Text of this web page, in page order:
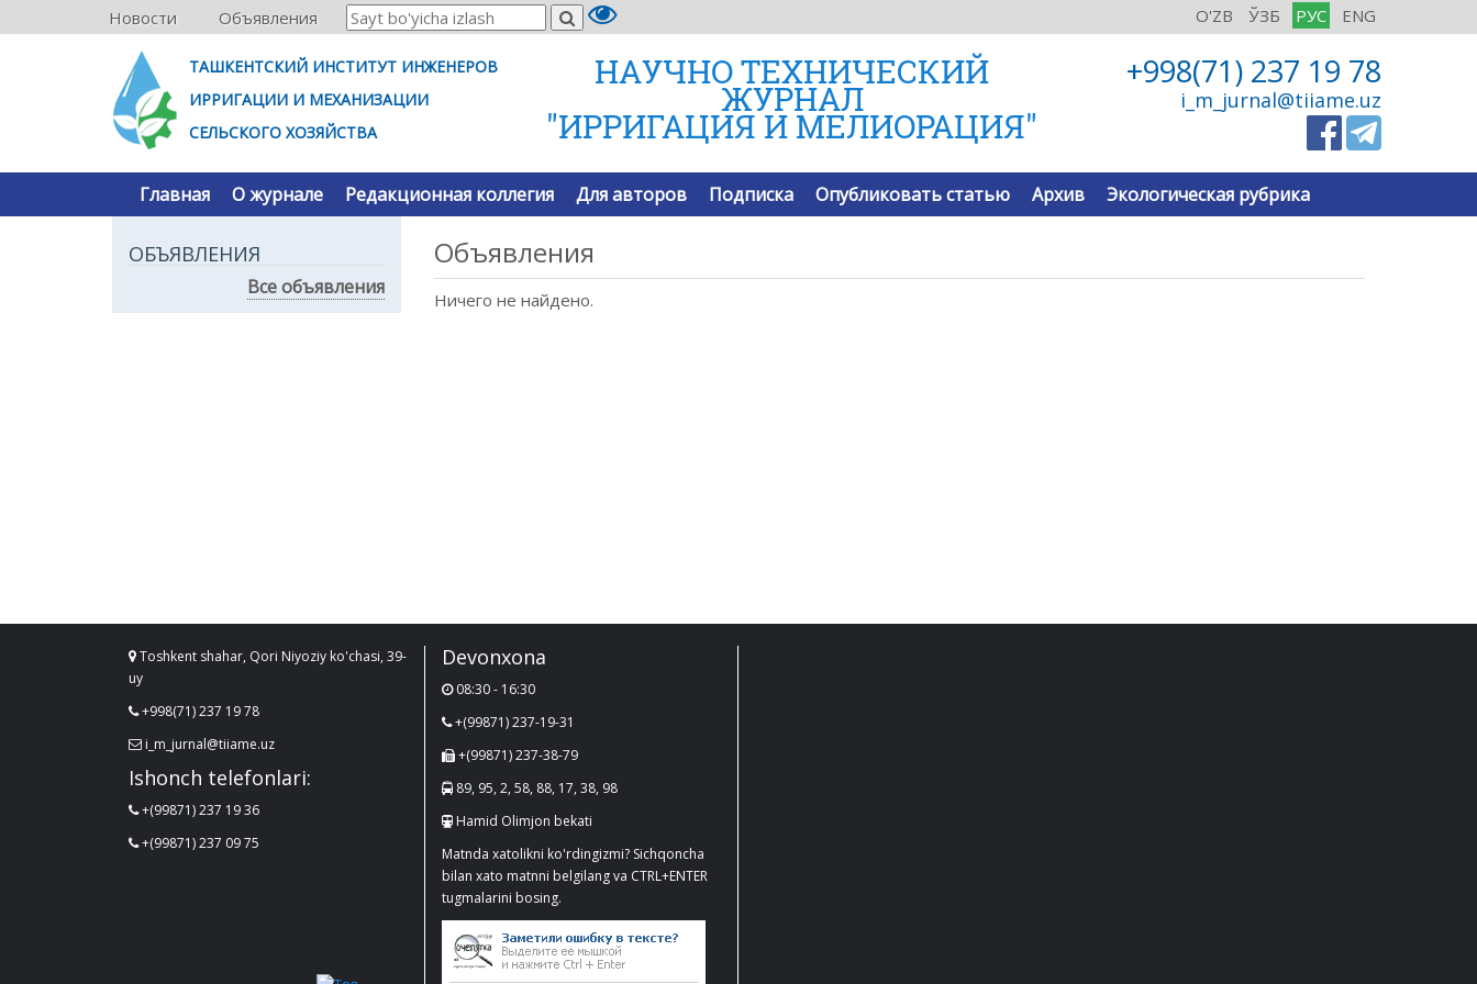
Новости Объявления O'ZB ЎЗБ РУС ENG
ТАШКЕНТСКИЙ ИНСТИТУТ ИНЖЕНЕРОВ
ИРРИГАЦИИ И МЕХАНИЗАЦИИ
СЕЛЬСКОГО ХОЗЯЙСТВА
НАУЧНО ТЕХНИЧЕСКИЙ
ЖУРНАЛ
"ИРРИГАЦИЯ И МЕЛИОРАЦИЯ"
+998(71) 237 19 78
i_m_jurnal@tiiame.uz
Главная О журнале Редакционная коллегия Для авторов Подписка Опубликовать статью Архив Экологическая рубрика
ОБЪЯВЛЕНИЯ
Все объявления
Объявления
Ничего не найдено.
Toshkent shahar, Qori Niyoziy ko'chasi, 39-
uy
+998(71) 237 19 78
i_m_jurnal@tiiame.uz
Ishonch telefonlari:
+(99871) 237 19 36
+(99871) 237 09 75
Devonxona
08:30 - 16:30
+(99871) 237-19-31
+(99871) 237-38-79
89, 95, 2, 58, 88, 17, 38, 98
Hamid Olimjon bekati
Matnda xatolikni ko'rdingizmi? Sichqoncha
bilan xato matnni belgilang va CTRL+ENTER
tugmalarini bosing.